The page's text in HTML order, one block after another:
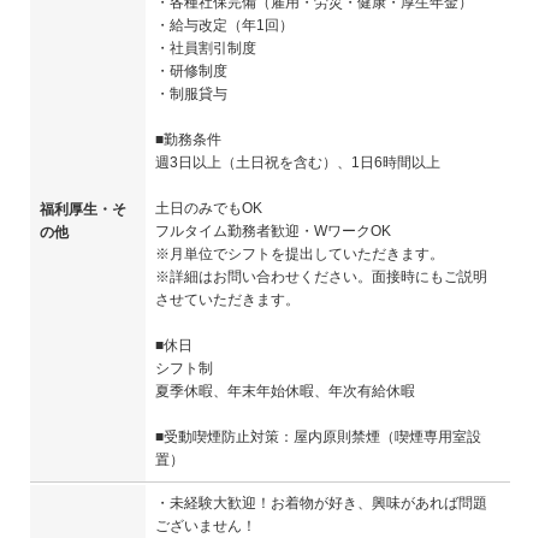
福利厚生・そ
の他
・給与改定（年1回）
・社員割引制度
・研修制度
・制服貸与
■勤務条件
週3日以上（土日祝を含む）、1日6時間以上
土日のみでもOK
フルタイム勤務者歓迎・WワークOK
※月単位でシフトを提出していただきます。
※詳細はお問い合わせください。面接時にもご説明
させていただきます。
■休日
シフト制
夏季休暇、年末年始休暇、年次有給休暇
■受動喫煙防止対策：屋内原則禁煙（喫煙専用室設
置）
・未経験大歓迎！お着物が好き、興味があれば問題
ございません！